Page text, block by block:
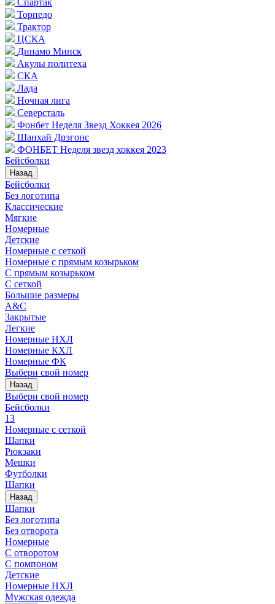
Спартак
Торпедо
Трактор
ЦСКА
Динамо Минск
Акулы политеха
СКА
Лада
Ночная лига
Северсталь
Фонбет Неделя Звезд Хоккея 2026
Шанхай Дрэгонс
ФОНБЕТ Неделя звезд хоккея 2023
Бейсболки
Назад
Бейсболки
Без логотипа
Классические
Мягкие
Номерные
Детские
Номерные с сеткой
Номерные с прямым козырьком
С прямым козырьком
С сеткой
Большие размеры
A&C
Закрытые
Легкие
Номерные НХЛ
Номерные КХЛ
Номерные ФК
Выбери свой номер
Назад
Выбери свой номер
Бейсболки
13
Номерные с сеткой
Шапки
Рюкзаки
Мешки
Футболки
Шапки
Назад
Шапки
Без логотипа
Без отворота
Номерные
С отворотом
С помпоном
Детские
Номерные НХЛ
Мужская одежда